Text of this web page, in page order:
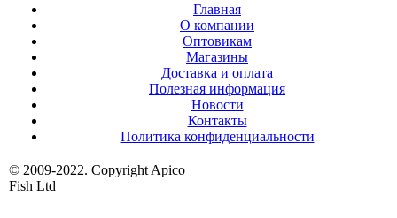
Главная
О компании
Оптовикам
Магазины
Доставка и оплата
Полезная информация
Новости
Контакты
Политика конфиденциальности
© 2009-2022. Copyright Apico
Fish Ltd